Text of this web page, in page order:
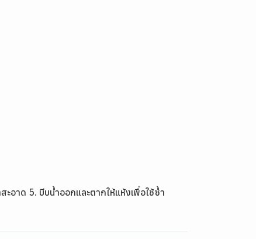
อาด 5. บีบน้ำออกและตากให้แห้งเพื่อใช้ซ้ำ